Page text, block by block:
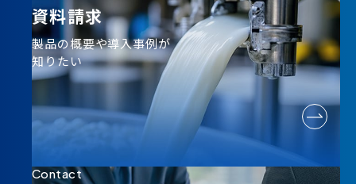
資料請求
製品の概要や導入事例が
知りたい
Contact